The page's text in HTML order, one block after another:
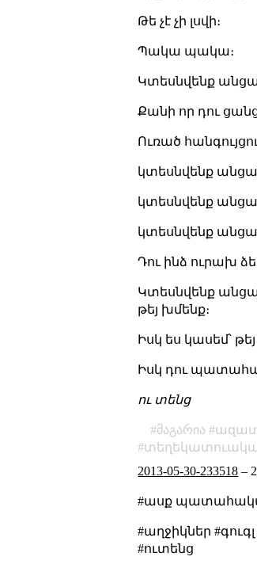
Թե չէ չի լսվի։
Պակա պակա։
Կտեսնվենք
Քանի որ դու
Ուռած
կտեսնվենք
կտեսնվենք
կտեսնվենք
Դու ինձ ուրախ
Կտեսնվենք
թեյ խմենք։
Իսկ ես կասեմ՝
Իսկ դու
ու տենց
მაგარია
2013-05-30-233518 –
#ասք
#աղջիկներ
#ուտենց